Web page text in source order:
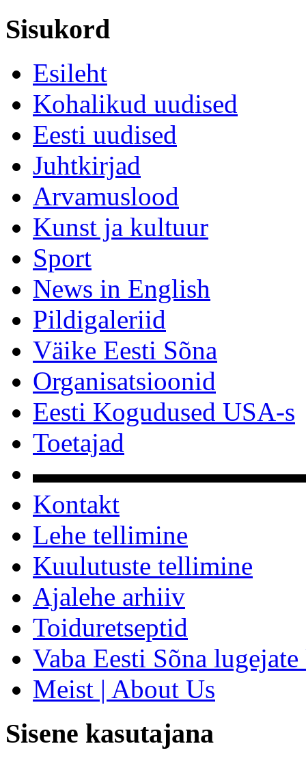
Sisukord
Esileht
Kohalikud uudised
Eesti uudised
Juhtkirjad
Arvamuslood
Kunst ja kultuur
Sport
News in English
Pildigaleriid
Väike Eesti Sõna
Organisatsioonid
Eesti Kogudused USA-s
Toetajad
Kontakt
Lehe tellimine
Kuulutuste tellimine
Ajalehe arhiiv
Toiduretseptid
Vaba Eesti Sõna
Meist | About Us
Sisene kasutajana